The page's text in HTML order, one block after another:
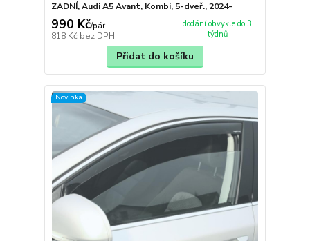
ZADNÍ, Audi A5 Avant, Kombi, 5-dveř., 2024-
990 Kč/pár
818 Kč bez DPH
dodání obvykle do 3
týdnů
Přidat do košíku
Novinka